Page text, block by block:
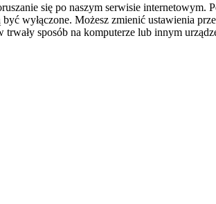
się po naszym serwisie
wyłączone. Możesz zmienić ustawienia
sposób na komputerze lub innym